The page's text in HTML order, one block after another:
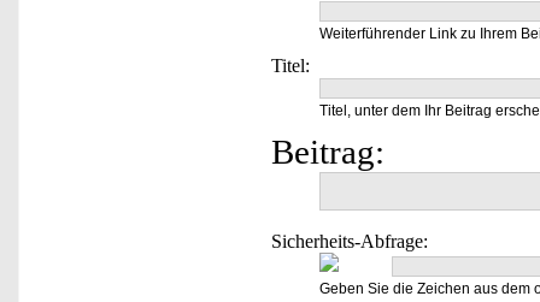
Weiterführender Link zu Ihrem
Titel:
Titel, unter dem Ihr Beitrag
Beitrag:
Sicherheits-Abfrage:
Geben Sie die Zeichen aus dem